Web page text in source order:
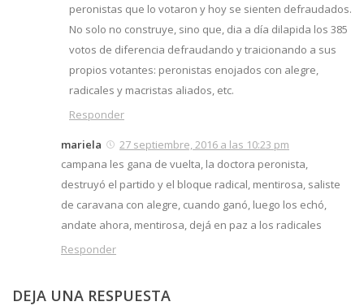
peronistas que lo votaron y hoy se sienten defraudados.
No solo no construye, sino que, dia a día dilapida los 385
votos de diferencia defraudando y traicionando a sus
propios votantes: peronistas enojados con alegre,
radicales y macristas aliados, etc.
Responder
mariela
27 septiembre, 2016 a las 10:23 pm
campana les gana de vuelta, la doctora peronista,
destruyó el partido y el bloque radical, mentirosa, saliste
de caravana con alegre, cuando ganó, luego los echó,
andate ahora, mentirosa, dejá en paz a los radicales
Responder
DEJA UNA RESPUESTA